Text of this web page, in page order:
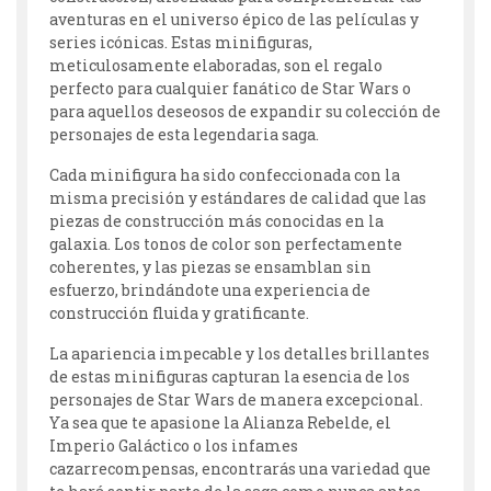
aventuras en el universo épico de las películas y
series icónicas. Estas minifiguras,
meticulosamente elaboradas, son el regalo
perfecto para cualquier fanático de Star Wars o
para aquellos deseosos de expandir su colección de
personajes de esta legendaria saga.
Cada minifigura ha sido confeccionada con la
misma precisión y estándares de calidad que las
piezas de construcción más conocidas en la
galaxia. Los tonos de color son perfectamente
coherentes, y las piezas se ensamblan sin
esfuerzo, brindándote una experiencia de
construcción fluida y gratificante.
La apariencia impecable y los detalles brillantes
de estas minifiguras capturan la esencia de los
personajes de Star Wars de manera excepcional.
Ya sea que te apasione la Alianza Rebelde, el
Imperio Galáctico o los infames
cazarrecompensas, encontrarás una variedad que